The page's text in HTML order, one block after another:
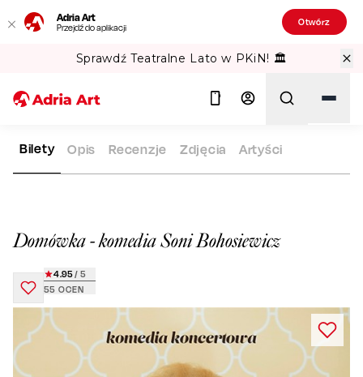
Adria Art
Przejdź do aplikacji Otwórz
Gipsy Kings w TAURON Arena Kraków!
ADRIA ART REPERTUAR DOMÓWKA - KOMEDIA SONI
Domówka - komedia Soni Bohosiewicz
55 OCEN
4.95/ 5
Bilety Opis Recenzje Zdjęcia Artyści